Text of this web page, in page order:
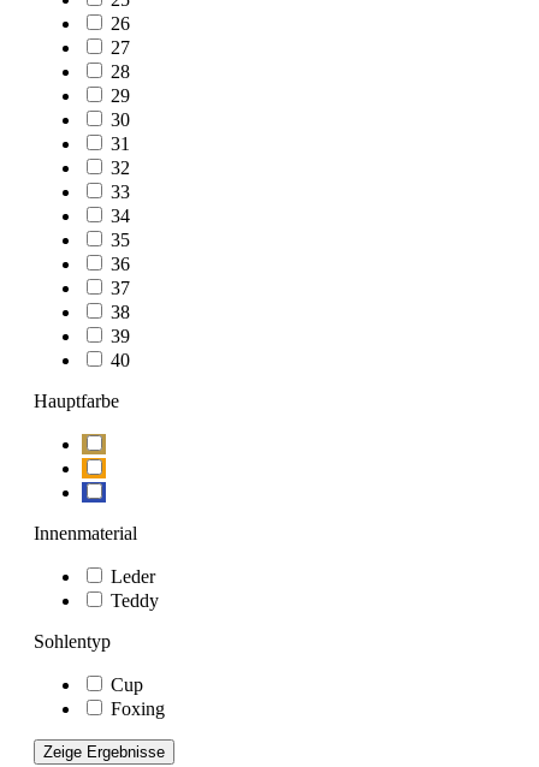
26
27
28
29
30
31
32
33
34
35
36
37
38
39
40
Hauptfarbe
Innenmaterial
Leder
Teddy
Sohlentyp
Cup
Foxing
Zeige Ergebnisse